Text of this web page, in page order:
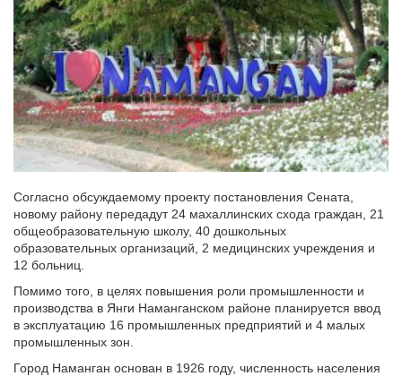
Согласно обсуждаемому проекту постановления Сената,
новому району передадут 24 махаллинских схода граждан, 21
общеобразовательную школу, 40 дошкольных
образовательных организаций, 2 медицинских учреждения и
12 больниц.
Помимо того, в целях повышения роли промышленности и
производства в Янги Наманганском районе планируется ввод
в эксплуатацию 16 промышленных предприятий и 4 малых
промышленных зон.
Город Наманган основан в 1926 году, численность населения